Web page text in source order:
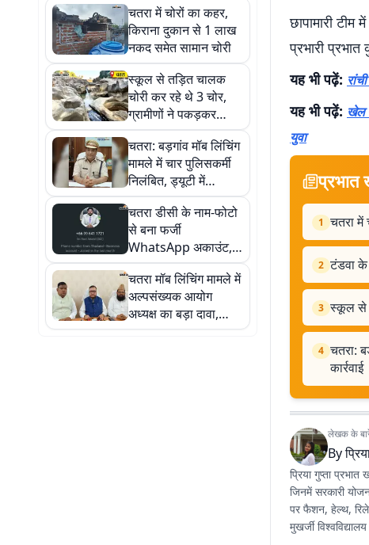
चतरा में चोरों का कहर,
किराना दुकान से 1 लाख
नकद समेत सामान चोरी
स्कूल से तड़ित चालक
चोरी कर रहे थे 3 चोर,
ग्रामीणों ने पकड़कर
पुलिस को सौंपा
चतरा: बड़गांव मॉब लिंचिंग
मामले में चार पुलिसकर्मी
निलंबित, ड्यूटी में
लापरवाही पर SP की बड़ी
कार्रवाई
चतरा डीसी के नाम-फोटो
से बना फर्जी
WhatsApp अकाउंट,
जिला प्रशासन ने जारी
की चेतावनी
चतरा मॉब लिंचिंग मामले में
अल्पसंख्यक आयोग
अध्यक्ष का बड़ा दावा,
बोले- घटना के दोषियों पर
छापामारी
प्रभारी
यह भी पढ़ें:
यह भी पढ़ें: खेल
युवा
प्रभात
1 चतरा में
2 टंडवा के
3 स्कूल से
4 चतरा:
कार्रवाई
लेखक के
By
प्रिया गुप्ता
जिनमें सरकारी
पर फैशन, हेल्थ,
मुखर्जी